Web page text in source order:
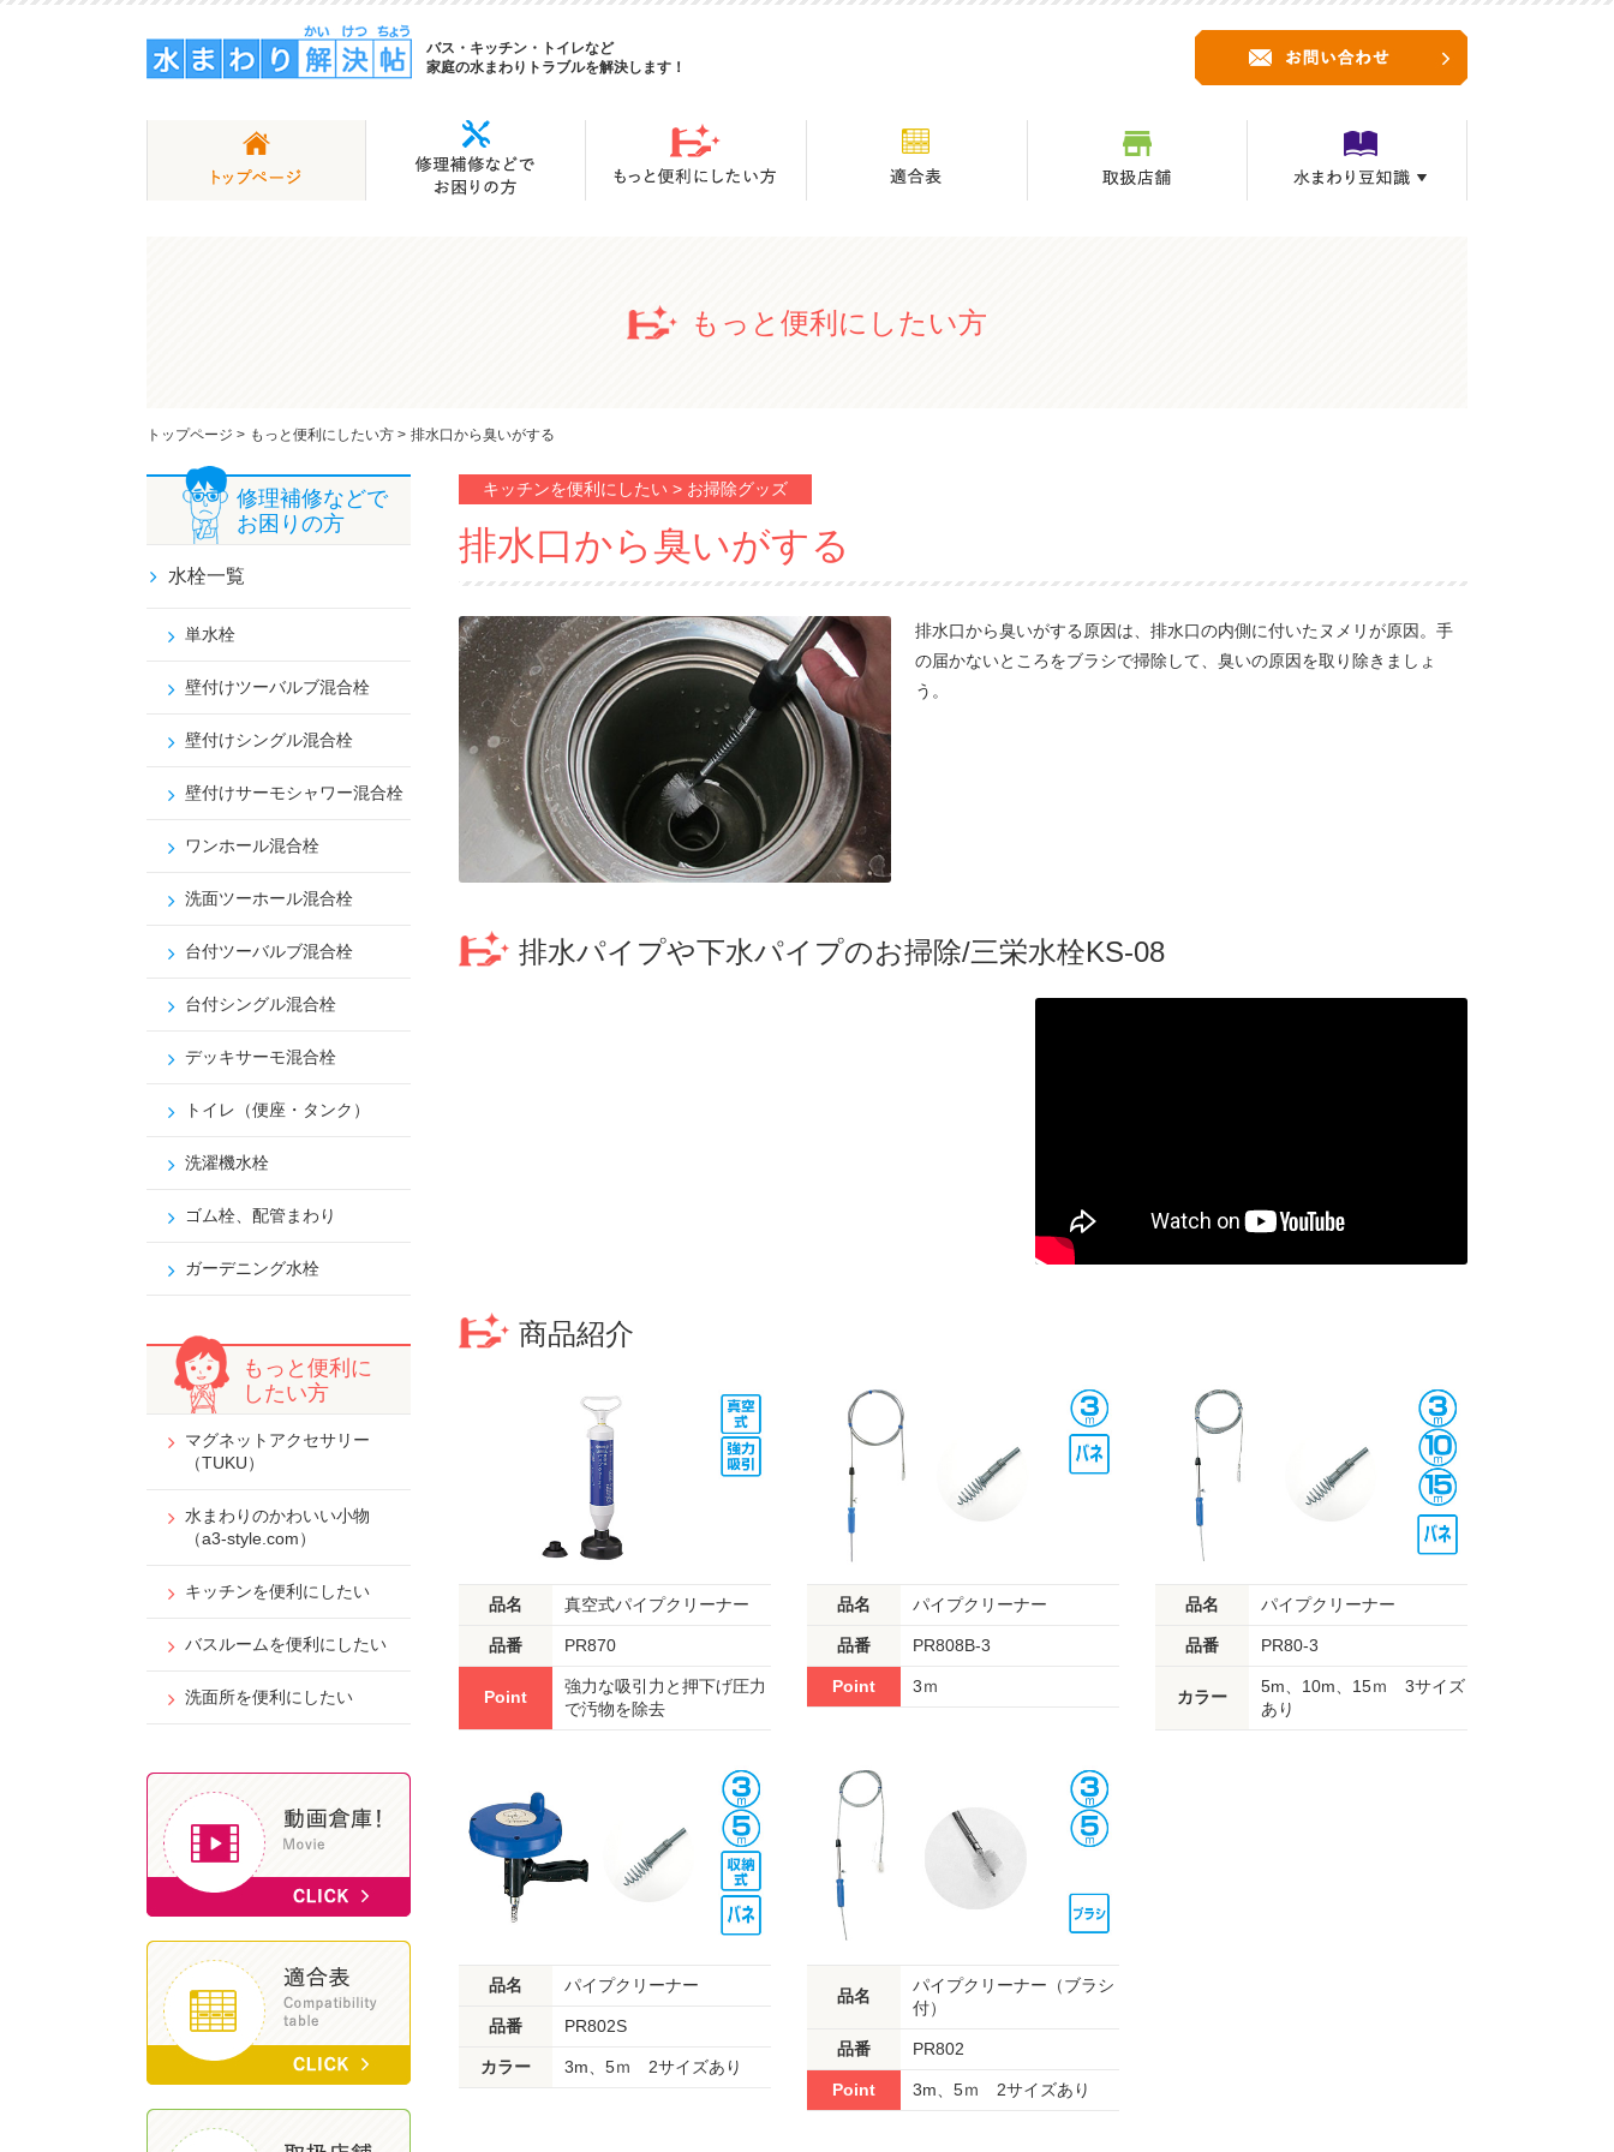
バス・キッチン・トイレなど
家庭の水まわりトラブルを解決します！
もっと便利にしたい方
トップページ > もっと便利にしたい方 > 排水口から臭いがする
キッチンを便利にしたい > お掃除グッズ
排水口から臭いがする
排水口から臭いがする原因は、排水口の内側に付いたヌメリが原因。手
の届かないところをブラシで掃除して、臭いの原因を取り除きましょ
う。
排水パイプや下水パイプのお掃除/三栄水栓KS-08
商品紹介
品名 真空式パイプクリーナー
品番 PR870
Point
強力な吸引力と押下げ圧力
で汚物を除去
品名 パイプクリーナー
品番 PR808B-3
Point 3ｍ
品名 パイプクリーナー
品番 PR80-3
カラー
5m、10m、15ｍ 3サイズ
あり
品名 パイプクリーナー
品番 PR802S
カラー 3m、5ｍ 2サイズあり
品名
パイプクリーナー（ブラシ
付）
品番 PR802
Point 3m、5ｍ 2サイズあり
修理補修などで
お困りの方
水栓一覧
単水栓
壁付けツーバルブ混合栓
壁付けシングル混合栓
壁付けサーモシャワー混合栓
ワンホール混合栓
洗面ツーホール混合栓
台付ツーバルブ混合栓
台付シングル混合栓
デッキサーモ混合栓
トイレ（便座・タンク）
洗濯機水栓
ゴム栓、配管まわり
ガーデニング水栓
もっと便利に
したい方
マグネットアクセサリー
（TUKU）
水まわりのかわいい小物
（a3-style.com）
キッチンを便利にしたい
バスルームを便利にしたい
洗面所を便利にしたい